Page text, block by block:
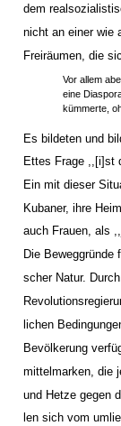
dem
nicht an einer wie
Freiräumen, die
Vor allem
eine
kümmerte,
Es bildeten und
Ettes Frage ,,[i]st
Ein mit dieser
Kubaner, ihre
auch Frauen, als
Die
scher Natur.
lichen
Bevölkerung
mittelmarken, die
und Hetze gegen
len sich vom